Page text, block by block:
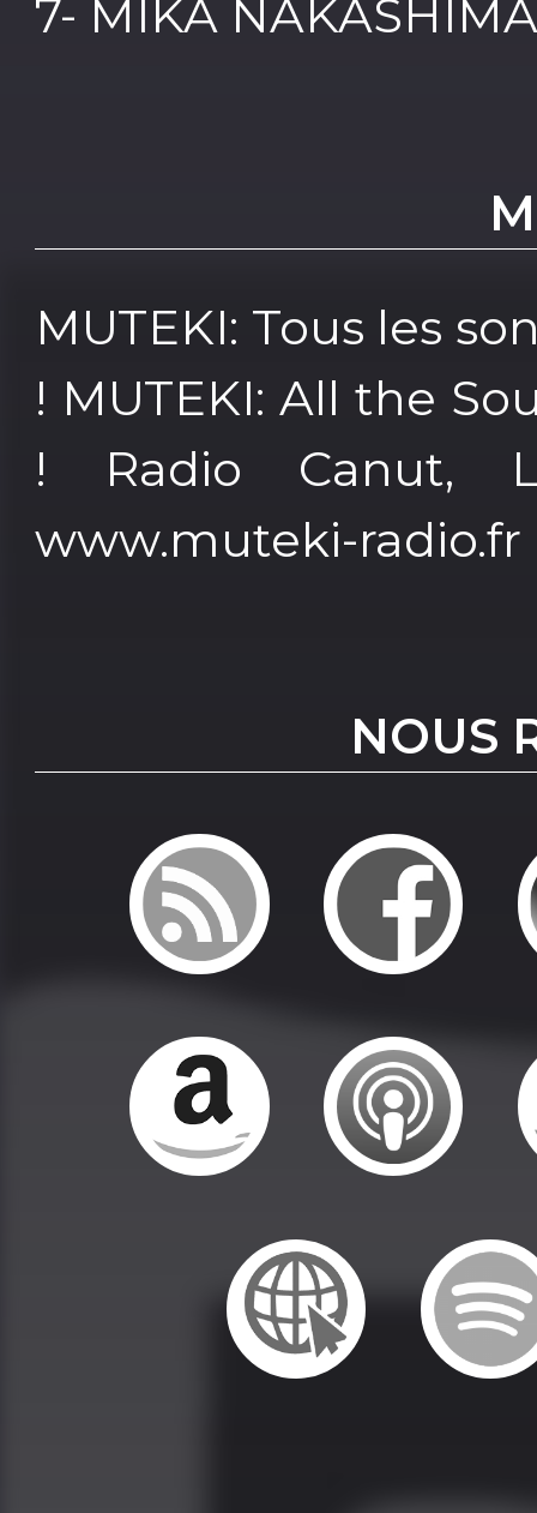
7- MIKA
MUTEKI: Tous les
! MUTEKI: All the
! Radio Canut,
www.muteki-radio.fr
NOUS